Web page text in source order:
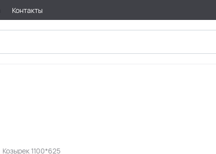
Контакты
Козырек 1100*625